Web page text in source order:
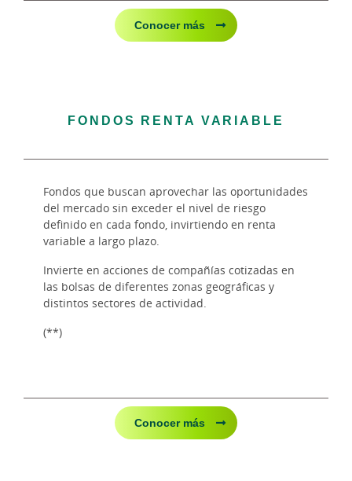
Conocer más
FONDOS RENTA VARIABLE
Fondos que buscan aprovechar las oportunidades
del mercado sin exceder el nivel de riesgo
definido en cada fondo, invirtiendo en renta
variable a largo plazo.
Invierte en acciones de compañías cotizadas en
las bolsas de diferentes zonas geográficas y
distintos sectores de actividad.
(**)
Conocer más